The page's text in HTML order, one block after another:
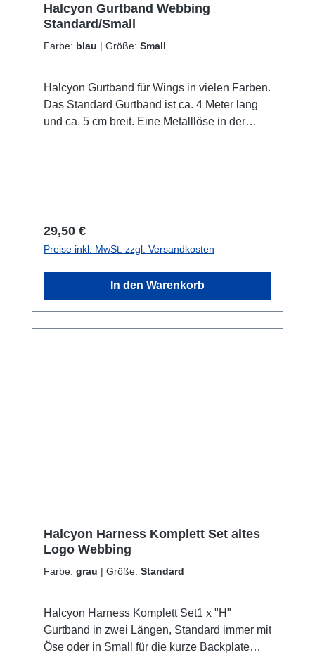
Halcyon Gurtband Webbing
Standard/Small
Farbe: blau | Größe: Small
Halcyon Gurtband für Wings in vielen Farben.
Das Standard Gurtband ist ca. 4 Meter lang
und ca. 5 cm breit. Eine Metalllöse in der
schwarzes GurtbandH in tropic (Aqua) -
schwarzes GurtbandH in schwarz - graues
Gurtband
Regulärer Preis:
29,50 €
Preise inkl. MwSt. zzgl. Versandkosten
In den Warenkorb
Halcyon Harness Komplett Set altes
Logo Webbing
Farbe: grau | Größe: Standard
Halcyon Harness Komplett Set1 x "H"
Gurtband in zwei Längen, Standard immer mit
Öse oder in Small für die kurze Backplate